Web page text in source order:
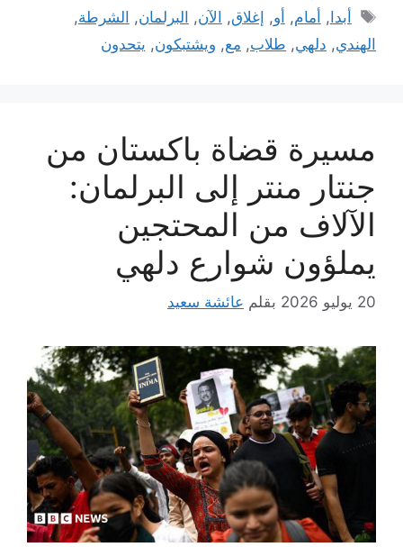
الوسوم
أبدا, أمام, أو, إغلاق, الآن, البرلمان, الشرطة,
الهندي, دلهي, طلاب, مع, ويشتبكون, يتحدون
مسيرة قضاة باكستان من
جنتار منتر إلى البرلمان:
الآلاف من المحتجين
يملؤون شوارع دلهي
20 يوليو 2026 بقلم عائشة سعيد